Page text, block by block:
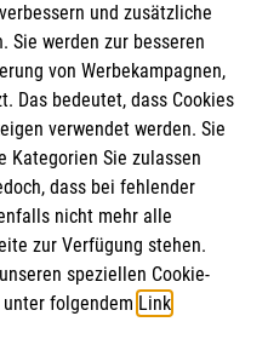
geprüfte
für
, Konflikt- und
2014 Sekretärin
der Malteser.
und
und zusätzliche
Sie werden zur besseren
von Werbekampagnen,
Das bedeutet, dass Cookies
verwendet werden. Sie
Kategorien Sie zulassen
dass bei fehlender
nicht mehr alle
zur Verfügung stehen.
speziellen Cookie-
folgendem Link.